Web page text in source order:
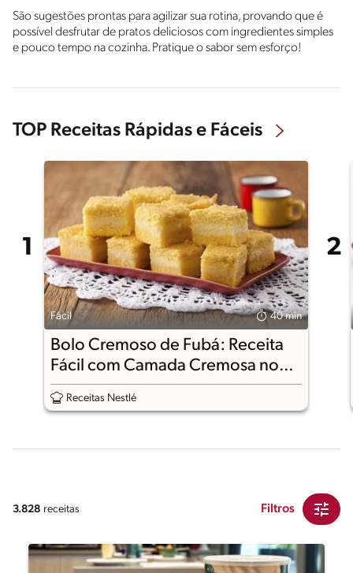
São sugestões prontas para agilizar sua rotina, provando que é
possível desfrutar de pratos deliciosos com ingredientes simples
e pouco tempo na cozinha. Pratique o sabor sem esforço!
TOP Receitas Rápidas e Fáceis
Fácil 40 min
Bolo Cremoso de Fubá: Receita
Fácil com Camada Cremosa no
Meio
Receitas Nestlé
3.828 receitas Filtros